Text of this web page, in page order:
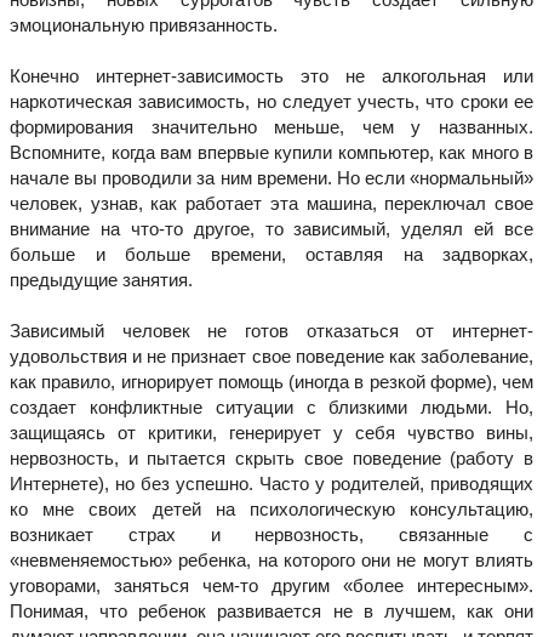
эмоциональную привязанность.
Конечно интернет-зависимость это не алкогольная или
наркотическая зависимость, но следует учесть, что сроки ее
формирования значительно меньше, чем у названных.
Вспомните, когда вам впервые купили компьютер, как много в
начале вы проводили за ним времени. Но если «нормальный»
человек, узнав, как работает эта машина, переключал свое
внимание на что-то другое, то зависимый, уделял ей все
больше и больше времени, оставляя на задворках,
предыдущие занятия.
Зависимый человек не готов отказаться от интернет-
удовольствия и не признает свое поведение как заболевание,
как правило, игнорирует помощь (иногда в резкой форме), чем
создает конфликтные ситуации с близкими людьми. Но,
защищаясь от критики, генерирует у себя чувство вины,
нервозность, и пытается скрыть свое поведение (работу в
Интернете), но без успешно. Часто у родителей, приводящих
ко мне своих детей на психологическую консультацию,
возникает страх и нервозность, связанные с
«невменяемостью» ребенка, на которого они не могут влиять
уговорами, заняться чем-то другим «более интересным».
Понимая, что ребенок развивается не в лучшем, как они